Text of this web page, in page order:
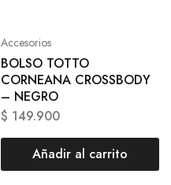
Accesorios
BOLSO TOTTO
CORNEANA CROSSBODY
– NEGRO
$ 149.900
Añadir al carrito